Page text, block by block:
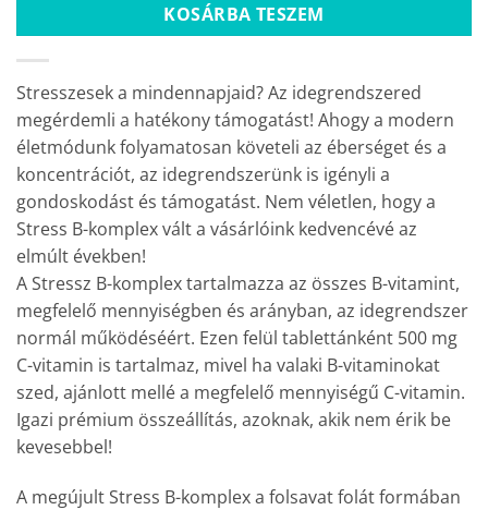
KOSÁRBA TESZEM
Stresszesek a mindennapjaid? Az idegrendszered
megérdemli a hatékony támogatást! Ahogy a modern
életmódunk folyamatosan követeli az éberséget és a
koncentrációt, az idegrendszerünk is igényli a
gondoskodást és támogatást. Nem véletlen, hogy a
Stress B-komplex vált a vásárlóink kedvencévé az
elmúlt években!
A Stressz B-komplex tartalmazza az összes B-vitamint,
megfelelő mennyiségben és arányban, az idegrendszer
normál működéséért. Ezen felül tablettánként 500 mg
C-vitamin is tartalmaz, mivel ha valaki B-vitaminokat
szed, ajánlott mellé a megfelelő mennyiségű C-vitamin.
Igazi prémium összeállítás, azoknak, akik nem érik be
kevesebbel!
A megújult Stress B-komplex a folsavat folát formában